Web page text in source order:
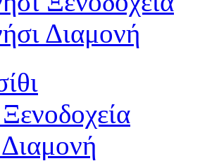
Διαμονή